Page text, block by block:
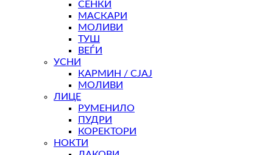
СЕНКИ
МАСКАРИ
МОЛИВИ
ТУШ
ВЕЃИ
УСНИ
КАРМИН / СЈАЈ
МОЛИВИ
ЛИЦЕ
РУМЕНИЛО
ПУДРИ
КОРЕКТОРИ
НОКТИ